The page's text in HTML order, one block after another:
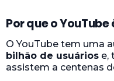
Por que o
O YouTube tem uma
bilhão de usuários e,
assistem a centenas